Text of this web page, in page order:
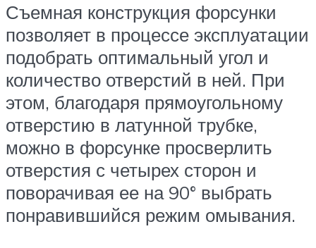
Съемная конструкция форсунки
позволяет в процессе эксплуатации
подобрать оптимальный угол и
количество отверстий в ней. При
этом, благодаря прямоугольному
отверстию в латунной трубке,
можно в форсунке просверлить
отверстия с четырех сторон и
поворачивая ее на 90° выбрать
понравившийся режим омывания.